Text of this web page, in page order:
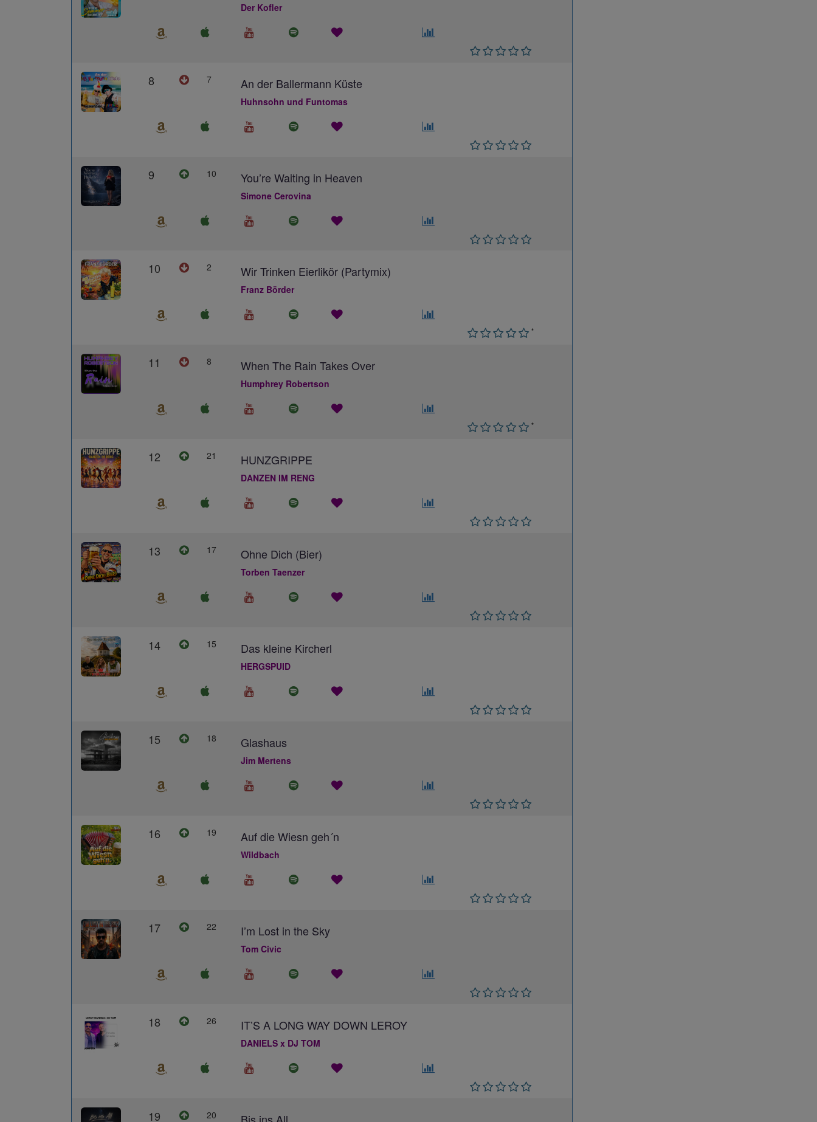
Der Kofler
8 7 An der Ballermann Küste
Huhnsohn und Funtomas
9 10 You’re Waiting in Heaven
Simone Cerovina
10 2 Wir Trinken Eierlikör (Partymix)
Franz Börder
*
11 8 When The Rain Takes Over
Humphrey Robertson
*
12 21 HUNZGRIPPE
DANZEN IM RENG
13 17 Ohne Dich (Bier)
Torben Taenzer
14 15 Das kleine Kircherl
HERGSPUID
15 18 Glashaus
Jim Mertens
16 19 Auf die Wiesn geh´n
Wildbach
17 22 I’m Lost in the Sky
Tom Civic
18 26 IT’S A LONG WAY DOWN LEROY
DANIELS x DJ TOM
19 20 Bis ins All